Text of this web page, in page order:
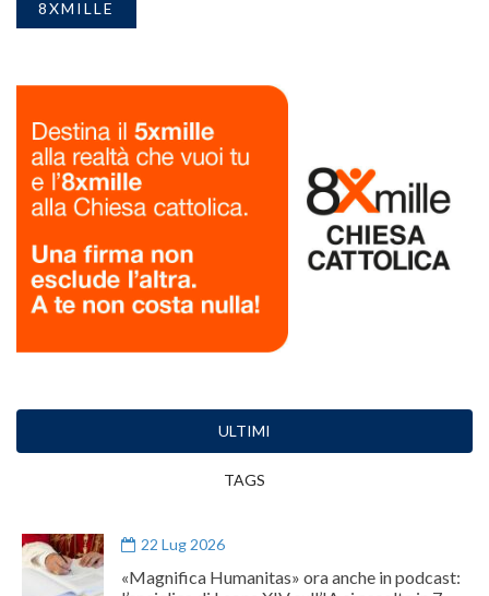
8XMILLE
ULTIMI
TAGS
22 Lug 2026
«Magnifica Humanitas» ora anche in podcast: